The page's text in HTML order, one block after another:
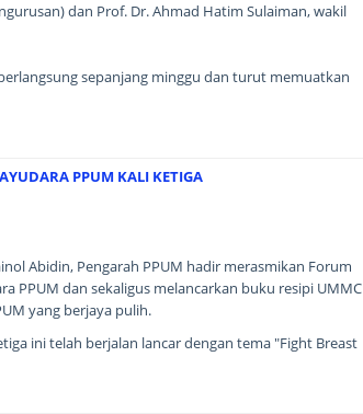
dan Prof. Dr. Ahmad Hatim Sulaiman, wakil
sepanjang minggu dan turut memuatkan
PPUM KALI KETIGA
Abidin, Pengarah PPUM hadir merasmikan Forum
PPUM dan sekaligus melancarkan buku resipi UMMC
yang berjaya pulih.
ini telah berjalan lancar dengan tema "Fight Breast